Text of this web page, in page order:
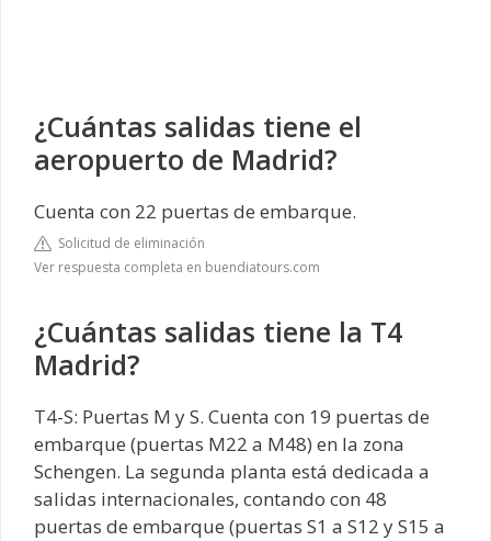
¿Cuántas salidas tiene el
aeropuerto de Madrid?
Cuenta con 22 puertas de embarque.
Solicitud de eliminación
Ver respuesta completa en buendiatours.com
¿Cuántas salidas tiene la T4
Madrid?
T4-S: Puertas M y S. Cuenta con 19 puertas de
embarque (puertas M22 a M48) en la zona
Schengen. La segunda planta está dedicada a
salidas internacionales, contando con 48
puertas de embarque (puertas S1 a S12 y S15 a